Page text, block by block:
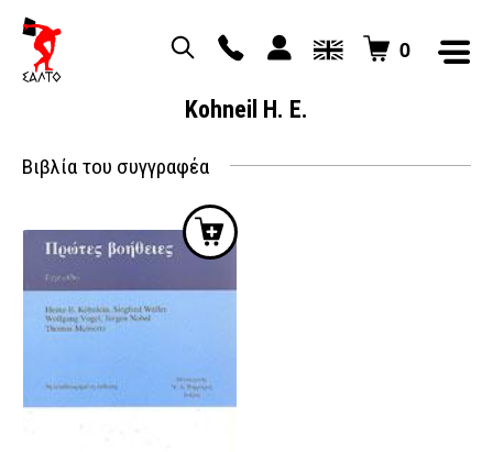
0
Kohneil H. E.
Βιβλία του συγγραφέα